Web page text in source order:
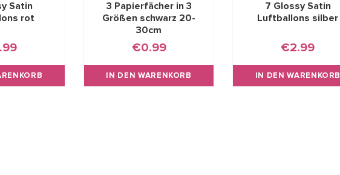
Satin
rot
3 Papierfächer in 3
Größen schwarz 20-
30cm
€0.99
IN DEN WARENKORB
7 Glossy Satin
Luftballons silber
€2.99
IN DEN WARENKORB